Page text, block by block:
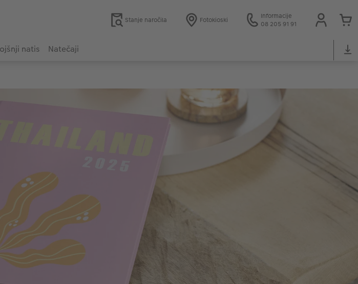
Stanje naročila Fotokioski
Informacije
08 205 91 91
natis Natečaji